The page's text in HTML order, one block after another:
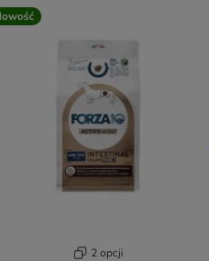
2 opcji